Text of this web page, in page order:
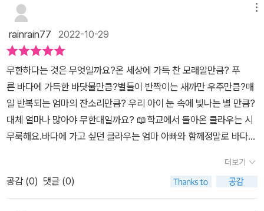
rainrain77 2022-10-29
무한하다는 것은 무엇일까요?온 세상에 가득 찬 모래알만큼? 푸
른 바다에 가득한 바닷물만큼?별들이 반짝이는 새까만 우주만큼?매
일 반복되는 엄마의 잔소리만큼? 우리 아이 눈 속에 빛나는 별 만큼?
대체 얼마나 많아야 무한대일까요? 📖학교에서 돌아온 클라우는 시
무룩해요.바다에 가고 싶던 클라우는 엄마 아빠와 함께정말로 바다
는'무한대'에 대해 배웠다고 이야기를 시작해요.다른 아이들은 다 이
해를 했는데, 자신은 이해가 안 되고 어렵다고 말이에요.1도 2, 3
도 4, 5, 6, 7, 8, 9도 10도 다 아는데,무한대는 어떻게 알 수 있는
더보기
공감 (0) 댓글 (0)